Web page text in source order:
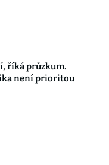
říká průzkum.
není prioritou